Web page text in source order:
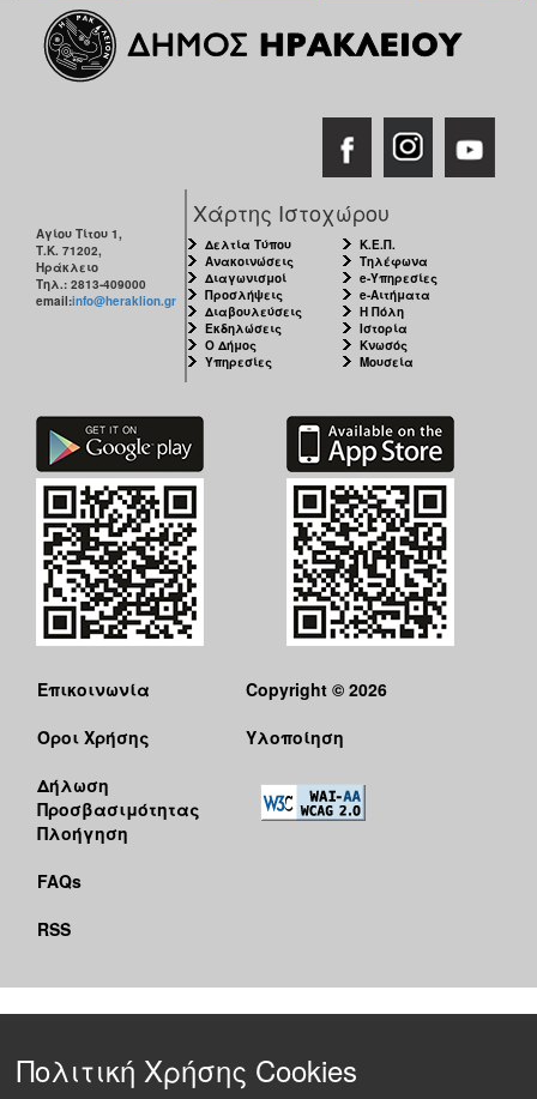
Αγίου Τίτου 1,
Τ.Κ. 71202,
Ηράκλειο
Τηλ.: 2813-409000
email:info@heraklion.gr
Χάρτης Ιστοχώρου
Δελτία Τύπου
Ανακοινώσεις
Διαγωνισμοί
Προσλήψεις
Διαβουλεύσεις
Εκδηλώσεις
Ο Δήμος
Υπηρεσίες
Κ.Ε.Π.
Τηλέφωνα
e-Υπηρεσίες
e-Αιτήματα
Η Πόλη
Ιστορία
Κνωσός
Μουσεία
Επικοινωνία
Όροι Χρήσης
Δήλωση
Προσβασιμότητας
Πλοήγηση
FAQs
RSS
Copyright © 2026
Υλοποίηση
Πολιτική Χρήσης Cookies